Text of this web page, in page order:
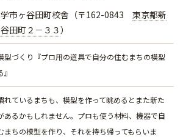
市ヶ谷田町校舎（〒162-0843 東京都新
田町２－３３）
型づくり『プロ用の道具で自分の住むまちの模型
れているまちも、模型を作って眺めるとまた新た
あるかもしれません。プロも使う材料、機器で自
まちの模型を作り、それを持ち帰ってもらいま